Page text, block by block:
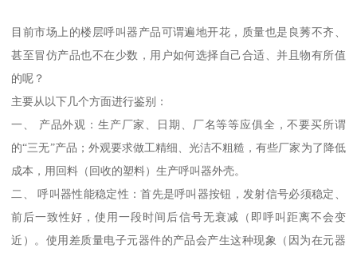
目前市场上的楼层呼叫器产品可谓遍地开花，质量也是良莠不齐、
甚至冒仿产品也不在少数，用户如何选择自己合适、并且物有所值
的呢？
主要从以下几个方面进行鉴别：
一、 产品外观：生产厂家、日期、厂名等等应俱全，不要买所谓
的“三无”产品；外观要求做工精细、光洁不粗糙，有些厂家为了降低
成本，用回料（回收的塑料）生产呼叫器外壳。
二、 呼叫器性能稳定性：首先是呼叫器按钮，发射信号必须稳定、
前后一致性好，使用一段时间后信号无衰减（即呼叫距离不会变
近）。使用差质量电子元器件的产品会产生这种现象（因为在元器